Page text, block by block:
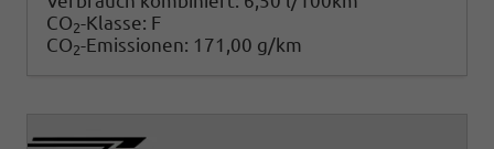
CO2-Klasse: F
CO2-Emissionen: 171,00 g/km